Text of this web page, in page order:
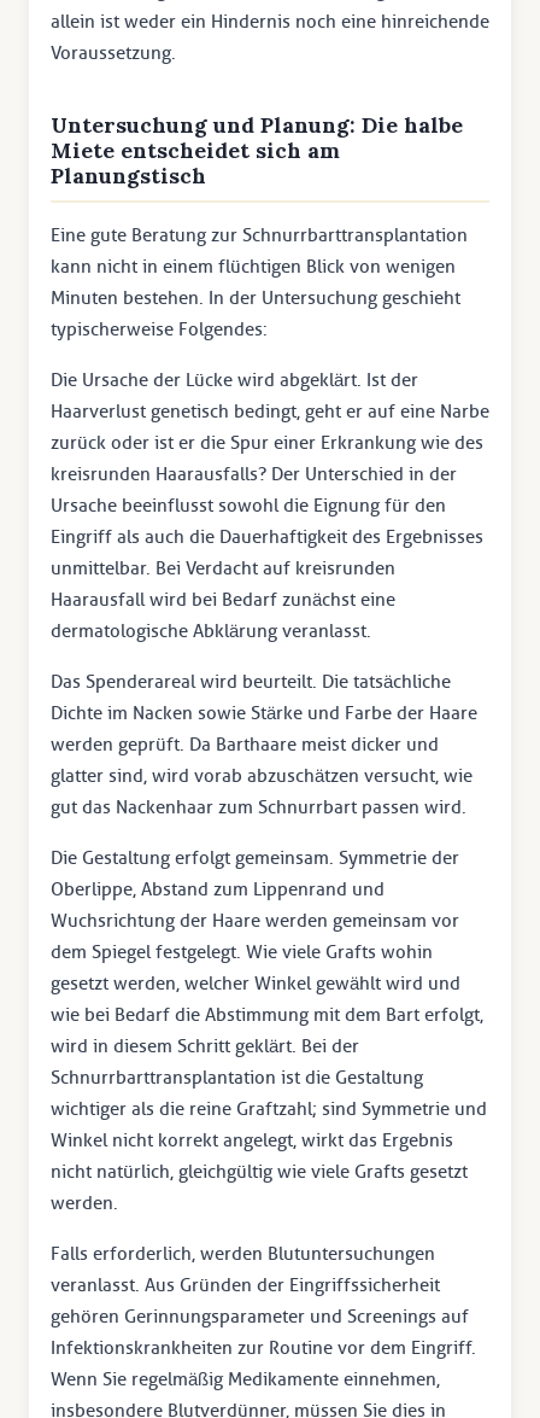
allein ist weder ein Hindernis noch eine hinreichende
Voraussetzung.
Untersuchung und Planung: Die halbe
Miete entscheidet sich am
Planungstisch
Eine gute Beratung zur Schnurrbarttransplantation
kann nicht in einem flüchtigen Blick von wenigen
Minuten bestehen. In der Untersuchung geschieht
typischerweise Folgendes:
Die Ursache der Lücke wird abgeklärt. Ist der
Haarverlust genetisch bedingt, geht er auf eine Narbe
zurück oder ist er die Spur einer Erkrankung wie des
kreisrunden Haarausfalls? Der Unterschied in der
Ursache beeinflusst sowohl die Eignung für den
Eingriff als auch die Dauerhaftigkeit des Ergebnisses
unmittelbar. Bei Verdacht auf kreisrunden
Haarausfall wird bei Bedarf zunächst eine
dermatologische Abklärung veranlasst.
Das Spenderareal wird beurteilt. Die tatsächliche
Dichte im Nacken sowie Stärke und Farbe der Haare
werden geprüft. Da Barthaare meist dicker und
glatter sind, wird vorab abzuschätzen versucht, wie
gut das Nackenhaar zum Schnurrbart passen wird.
Die Gestaltung erfolgt gemeinsam. Symmetrie der
Oberlippe, Abstand zum Lippenrand und
Wuchsrichtung der Haare werden gemeinsam vor
dem Spiegel festgelegt. Wie viele Grafts wohin
gesetzt werden, welcher Winkel gewählt wird und
wie bei Bedarf die Abstimmung mit dem Bart erfolgt,
wird in diesem Schritt geklärt. Bei der
Schnurrbarttransplantation ist die Gestaltung
wichtiger als die reine Graftzahl; sind Symmetrie und
Winkel nicht korrekt angelegt, wirkt das Ergebnis
nicht natürlich, gleichgültig wie viele Grafts gesetzt
werden.
Falls erforderlich, werden Blutuntersuchungen
veranlasst. Aus Gründen der Eingriffssicherheit
gehören Gerinnungsparameter und Screenings auf
Infektionskrankheiten zur Routine vor dem Eingriff.
Wenn Sie regelmäßig Medikamente einnehmen,
insbesondere Blutverdünner, müssen Sie dies in